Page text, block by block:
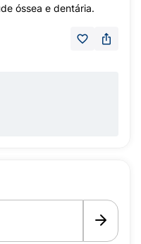
óssea e dentária.